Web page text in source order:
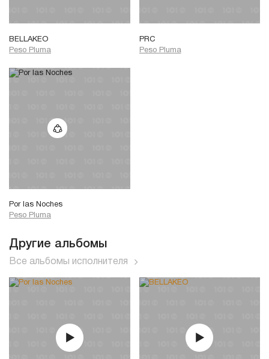
BELLAKEO
Peso Pluma
PRC
Peso Pluma
Por las Noches
Peso Pluma
Другие альбомы
Все альбомы исполнителя